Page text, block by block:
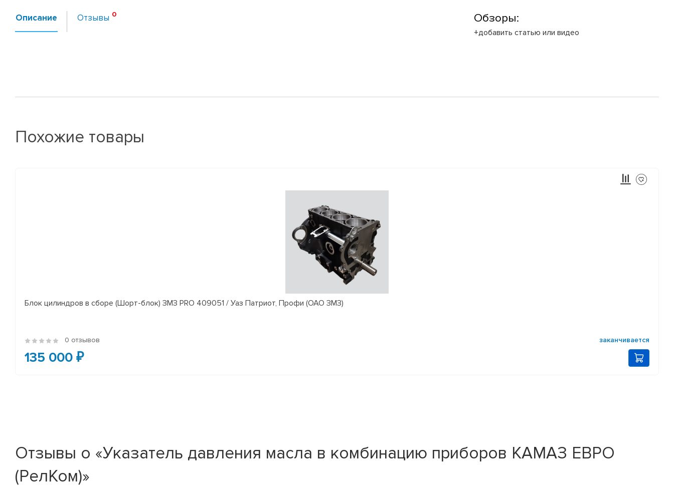
Описание Отзывы Обзоры:
+добавить статью или видео
Похожие товары
Блок цилиндров в сборе (Шорт-блок) ЗМЗ PRO 409051 / Уаз Патриот, Профи (ОАО ЗМЗ)
0 отзывов заканчивается
135 000 ₽
Отзывы о «Указатель давления масла в комбинацию приборов КАМАЗ ЕВРО
(РелКом)»